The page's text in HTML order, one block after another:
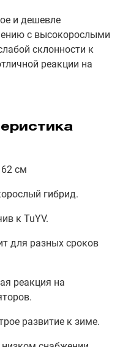
и дешевле
с высокорослыми
склонности к
реакции на
см
гибрид.
к TuYV.
для разных сроков
реакция на
развитие к зиме.